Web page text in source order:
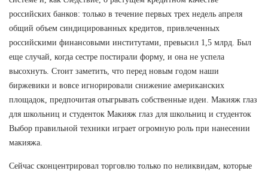
российских банков: только в течение первых трех недель апреля
общий объем синдицированных кредитов, привлеченных
российскими финансовыми институтами, превысил 1,5 млрд. Был
еще случай, когда сестре постирали форму, и она не успела
высохнуть. Стоит заметить, что перед новым годом наши
биржевики и вовсе игнорировали снижение американских
площадок, предпочитая отыгрывать собственные идеи. Макияж глаз
для школьниц и студенток Макияж глаз для школьниц и студенток
Выбор правильной техники играет огромную роль при нанесении
макияжа.
Сейчас сконцентрировал торговлю только по неликвидам, которые